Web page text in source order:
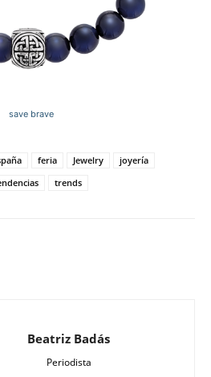
save brave
feria Jewelry
joyería
trends
Beatriz Badás
Periodista